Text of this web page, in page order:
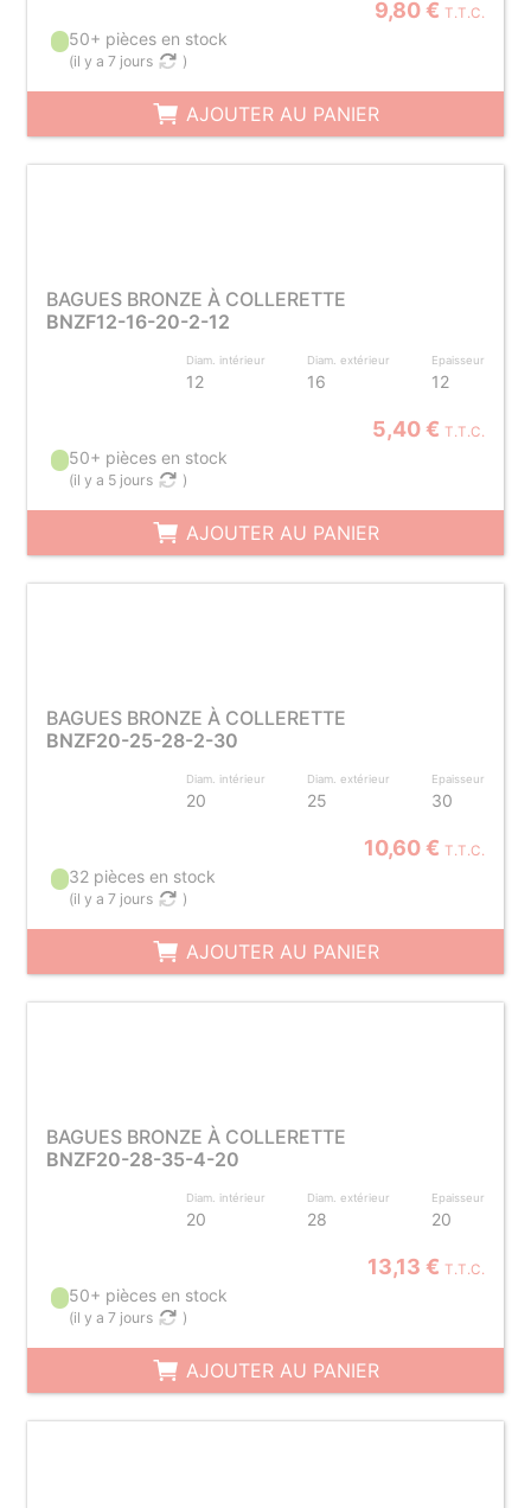
9,80 € T.T.C.
50+ pièces en stock
(il y a 7 jours )
AJOUTER AU PANIER
BAGUES BRONZE À COLLERETTE
BNZF12-16-20-2-12
Diam. intérieur
12
Diam. extérieur
16
Epaisseur
12
5,40 € T.T.C.
50+ pièces en stock
(il y a 5 jours )
AJOUTER AU PANIER
BAGUES BRONZE À COLLERETTE
BNZF20-25-28-2-30
Diam. intérieur
20
Diam. extérieur
25
Epaisseur
30
10,60 € T.T.C.
32 pièces en stock
(il y a 7 jours )
AJOUTER AU PANIER
BAGUES BRONZE À COLLERETTE
BNZF20-28-35-4-20
Diam. intérieur
20
Diam. extérieur
28
Epaisseur
20
13,13 € T.T.C.
50+ pièces en stock
(il y a 7 jours )
AJOUTER AU PANIER